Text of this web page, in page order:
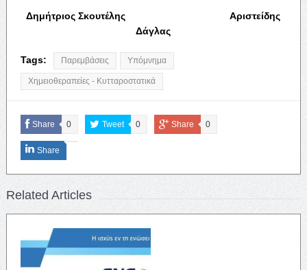
Δημήτριος Σκουτέλης Αριστείδης
Δάγλας
Tags: Παρεμβάσεις Υπόμνημα
Χημειοθεραπείες - Κυτταροστατικά
Share 0 Tweet 0 Share 0
Share
Related Articles